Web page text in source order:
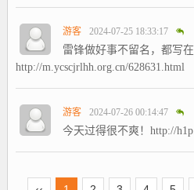
游客 2024-07-25 18:33:17
雷锋做好事不留名，都写在
http://m.ycscjrlhh.org.cn/628631.html
游客 2024-07-26 00:14:47
今天过得很不爽！http://